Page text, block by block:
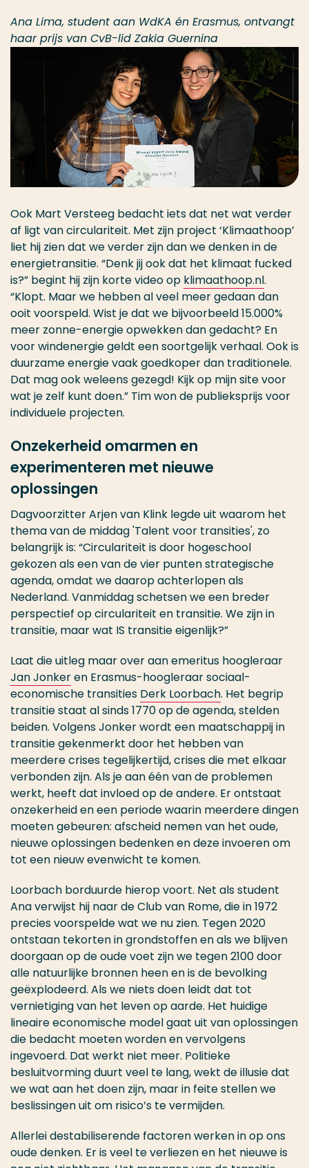
Ana Lima, student aan WdKA én Erasmus, ontvangt
haar prijs van CvB-lid Zakia Guernina
Ook Mart Versteeg bedacht iets dat net wat verder
af ligt van circulariteit. Met zijn project ‘Klimaathoop’
liet hij zien dat we verder zijn dan we denken in de
energietransitie. “Denk jij ook dat het klimaat fucked
is?” begint hij zijn korte video op klimaathoop.nl.
“Klopt. Maar we hebben al veel meer gedaan dan
ooit voorspeld. Wist je dat we bijvoorbeeld 15.000%
meer zonne-energie opwekken dan gedacht? En
voor windenergie geldt een soortgelijk verhaal. Ook is
duurzame energie vaak goedkoper dan traditionele.
Dat mag ook weleens gezegd! Kijk op mijn site voor
wat je zelf kunt doen.” Tim won de publieksprijs voor
individuele projecten.
Onzekerheid omarmen en
experimenteren met nieuwe
oplossingen
Dagvoorzitter Arjen van Klink legde uit waarom het
thema van de middag 'Talent voor transities', zo
belangrijk is: “Circulariteit is door hogeschool
gekozen als een van de vier punten strategische
agenda, omdat we daarop achterlopen als
Nederland. Vanmiddag schetsen we een breder
perspectief op circulariteit en transitie. We zijn in
transitie, maar wat IS transitie eigenlijk?”
Laat die uitleg maar over aan emeritus hoogleraar
Jan Jonkeren Erasmus-hoogleraar sociaal-
economische transities Derk Loorbach. Het begrip
transitie staat al sinds 1770 op de agenda, stelden
beiden. Volgens Jonker wordt een maatschappij in
transitie gekenmerkt door het hebben van
meerdere crises tegelijkertijd, crises die met elkaar
verbonden zijn. Als je aan één van de problemen
werkt, heeft dat invloed op de andere. Er ontstaat
onzekerheid en een periode waarin meerdere dingen
moeten gebeuren: afscheid nemen van het oude,
nieuwe oplossingen bedenken en deze invoeren om
tot een nieuw evenwicht te komen.
Loorbach borduurde hierop voort. Net als student
Ana verwijst hij naar de Club van Rome, die in 1972
precies voorspelde wat we nu zien. Tegen 2020
ontstaan tekorten in grondstoffen en als we blijven
doorgaan op de oude voet zijn we tegen 2100 door
alle natuurlijke bronnen heen en is de bevolking
geëxplodeerd. Als we niets doen leidt dat tot
vernietiging van het leven op aarde. Het huidige
lineaire economische model gaat uit van oplossingen
die bedacht moeten worden en vervolgens
ingevoerd. Dat werkt niet meer. Politieke
besluitvorming duurt veel te lang, wekt de illusie dat
we wat aan het doen zijn, maar in feite stellen we
beslissingen uit om risico’s te vermijden.
Allerlei destabiliserende factoren werken in op ons
oude denken. Er is veel te verliezen en het nieuwe is